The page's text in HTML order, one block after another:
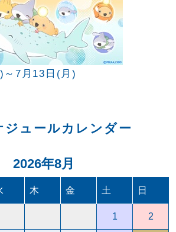
～7月13日(月)
ジュールカレンダー
2026年8月
木 金 土 日
1 2